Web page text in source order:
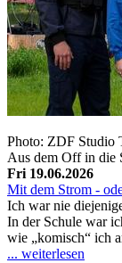
Photo: ZDF Studio
Aus dem Off in die
Fri 19.06.2026
Mit dem Strom -
Ich war nie
In der Schule war
wie „komisch“ ich
... weiterlesen